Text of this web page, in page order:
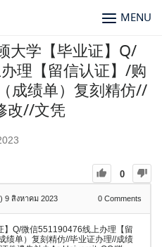
MENU
大学【毕业证】Q/
理【留信认证】/购
成绩单）复刻精仿//
改//文凭
0
9 สิงหาคม 2023 0 Comments
】Q/微信551190476线上办理【留
绩单）复刻精仿//毕业证办理//成绩